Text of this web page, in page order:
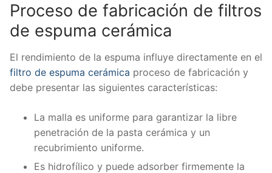
Proceso de fabricación de filtros
de espuma cerámica
El rendimiento de la espuma influye directamente en el
filtro de espuma cerámica proceso de fabricación y
debe presentar las siguientes características:
La malla es uniforme para garantizar la libre
penetración de la pasta cerámica y un
recubrimiento uniforme.
Es hidrofílico y puede adsorber firmemente la